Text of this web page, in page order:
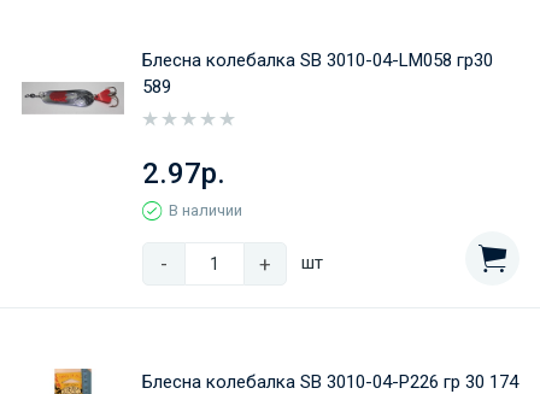
Блесна колебалка SB 3010-04-LM058 гр30
589
2.97р.
В наличии
- + шт
Блесна колебалка SB 3010-04-Р226 гр 30 174